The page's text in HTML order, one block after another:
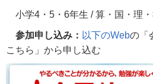
小学4 ・ 5 ・ 6年生 /算・国・理
参加申し込み： 以下のWebの「
こちら」から申し込む